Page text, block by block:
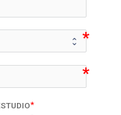
icon-